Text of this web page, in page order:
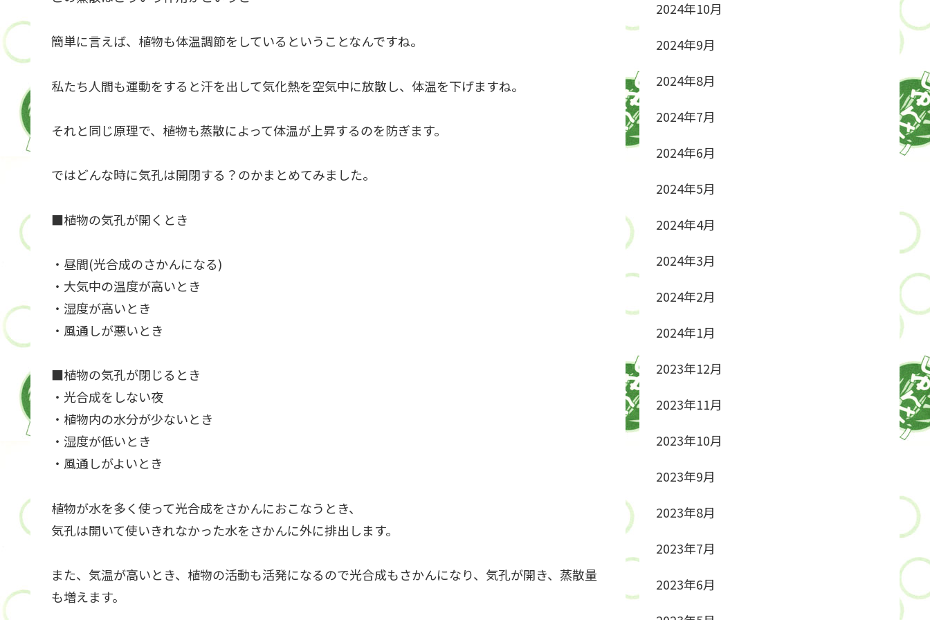
簡単に言えば、植物も体温調節をしているということなんですね。
私たち人間も運動をすると汗を出して気化熱を空気中に放散し、体温を下げますね。
それと同じ原理で、植物も蒸散によって体温が上昇するのを防ぎます。
ではどんな時に気孔は開閉する？のかまとめてみました。
■植物の気孔が開くとき
・昼間(光合成のさかんになる)
・大気中の温度が高いとき
・湿度が高いとき
・風通しが悪いとき
■植物の気孔が閉じるとき
・光合成をしない夜
・植物内の水分が少ないとき
・湿度が低いとき
・風通しがよいとき
植物が水を多く使って光合成をさかんにおこなうとき、
気孔は開いて使いきれなかった水をさかんに外に排出します。
また、気温が高いとき、植物の活動も活発になるので光合成もさかんになり、気孔が開き、蒸散量
も増えます。
2024年10月
2024年9月
2024年8月
2024年7月
2024年6月
2024年5月
2024年4月
2024年3月
2024年2月
2024年1月
2023年12月
2023年11月
2023年10月
2023年9月
2023年8月
2023年7月
2023年6月